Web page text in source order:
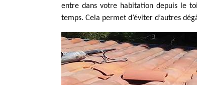
entre dans votre habitation depuis le
temps. Cela permet d’éviter d’autres